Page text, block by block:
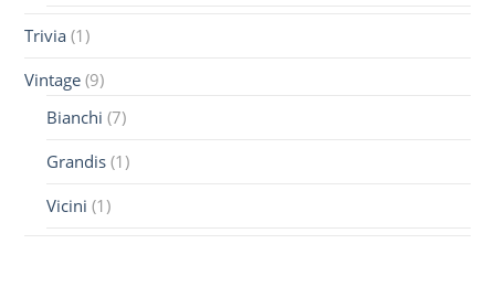
Trivia (1)
Vintage (9)
Bianchi (7)
Grandis (1)
Vicini (1)